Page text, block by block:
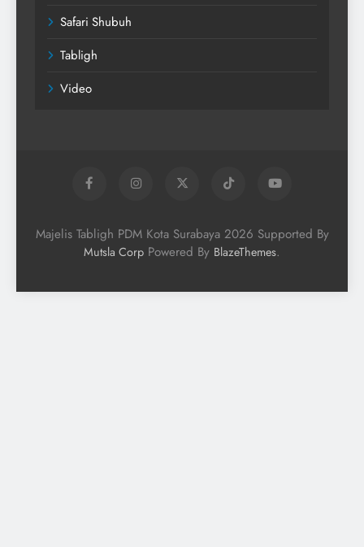
Safari Shubuh
Tabligh
Video
Majelis Tabligh PDM Kota Surabaya 2026 Supported By
Mutsla Corp Powered By BlazeThemes.